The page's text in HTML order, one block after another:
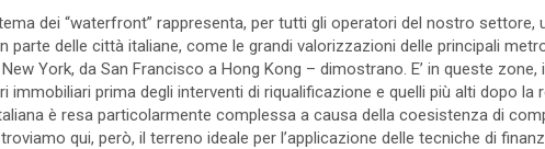
dei “waterfront” rappresenta, per tutti gli operatori del nostro settore,
parte delle città italiane, come le grandi valorizzazioni delle principali
York, da San Francisco a Hong Kong – dimostrano. E’ in queste zone,
immobiliari prima degli interventi di riqualificazione e quelli più alti dopo la
è resa particolarmente complessa a causa della coesistenza di
qui, però, il terreno ideale per l’applicazione delle tecniche di